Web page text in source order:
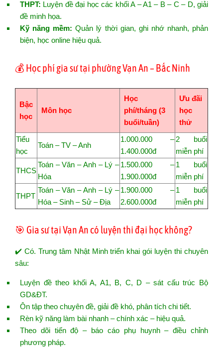
THPT: Luyện đề đại học các khối A – A1 – B – C – D, giải
đề minh họa.
Kỹ năng mềm: Quản lý thời gian, ghi nhớ nhanh, phản
biện, học online hiệu quả.
💰 Học phí gia sư tại phường Vạn An – Bắc Ninh
Bậc
học
Môn học
Học
phí/tháng (3
buổi/tuần)
Ưu đãi
học
thử
Tiểu
học
Toán – TV – Anh
1.000.000 –
1.400.000đ
2 buổi
miễn phí
THCS
Toán – Văn – Anh – Lý –
Hóa
1.500.000 –
1.900.000đ
1 buổi
miễn phí
THPT
Toán – Văn – Anh – Lý –
Hóa – Sinh – Sử – Địa
1.900.000 –
2.600.000đ
1 buổi
miễn phí
🎯 Gia sư tại Vạn An có luyện thi đại học không?
✔️ Có. Trung tâm Nhật Minh triển khai gói luyện thi chuyên
sâu:
Luyện đề theo khối A, A1, B, C, D – sát cấu trúc Bộ
GD&ĐT.
Ôn tập theo chuyên đề, giải đề khó, phân tích chi tiết.
Rèn kỹ năng làm bài nhanh – chính xác – hiệu quả.
Theo dõi tiến độ – báo cáo phụ huynh – điều chỉnh
phương pháp.